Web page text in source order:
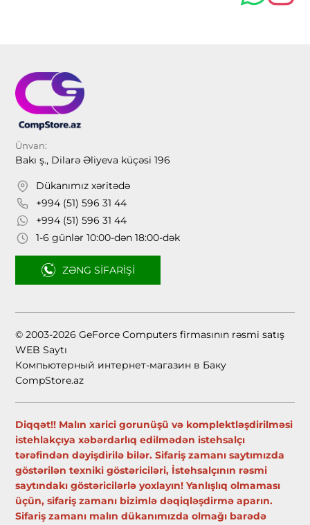
Ünvan:
Bakı ş., Dilarə Əliyeva küçəsi 196
Dükanımız xəritədə
+994 (51) 596 31 44
+994 (51) 596 31 44
1-6 günlər 10:00-dən 18:00-dək
ZƏNG SIFARIŞI
© 2003-2026 GeForce Computers firmasının rəsmi satış
WEB Saytı
Компьютерный интернет-магазин в Баку
CompStore.az
Diqqət!! Malın xarici gorunüşü və komplektləşdirilməsi
istehlakçıya xəbərdarlıq edilmədən istehsalçı
tərəfindən dəyişdirilə bilər. Sifariş zamanı saytımızda
göstərilən texniki göstəriciləri, İstehsalçının rəsmi
saytındakı göstəricilərlə yoxlayın! Yanlışlıq olmaması
üçün, sifariş zamanı bizimlə dəqiqləşdirmə aparın.
Sifariş zamanı malın dükanımızda olmağı barədə